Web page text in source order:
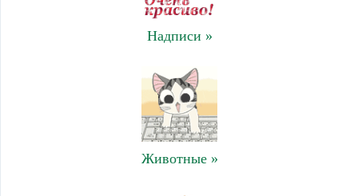
Надписи »
Животные »